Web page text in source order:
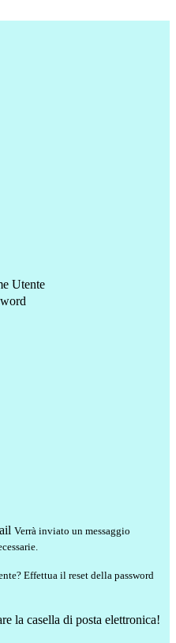
Utente
Verrà inviato un messaggio
Effettua il reset della password
la casella di posta elettronica!